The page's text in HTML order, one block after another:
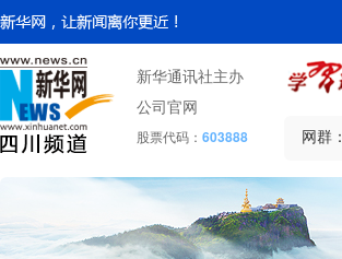
新华通讯社主办
公司官网
股票代码： 603888 网群：